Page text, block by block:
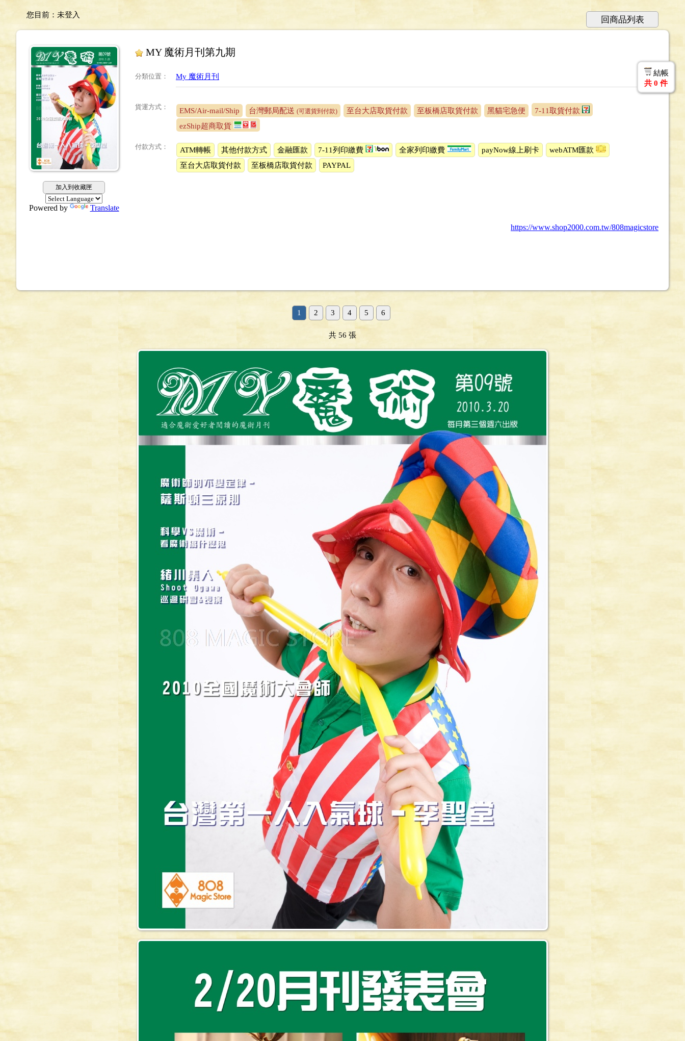
您目前： 未登入 回商品列表
加入到收藏匣
Powered by Translate
MY 魔術月刊第九期
分類位置 ： My 魔術月刊
貨運方式： EMS/Air-mail/Ship 台灣郵局配送 (可選貨到付款) 至台大店取貨付款 至板橋店取貨付款 黑貓宅急便
7-11取貨付款
ezShip超商取貨
付款方式： ATM轉帳 其他付款方式 金融匯款 7-11列印繳費 全家列印繳費 payNow線上刷卡
webATM匯款
至台大店取貨付款
至板橋店取貨付款 PAYPAL
https://www.shop2000.com.tw/808magicstore
結帳
共 0 件
1 2 3 4 5 6
共 56 張